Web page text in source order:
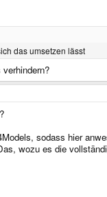
das umsetzen lässt
sodass hier
wozu es die